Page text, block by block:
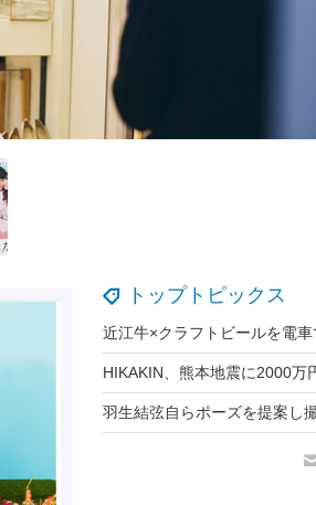
トップトピックス